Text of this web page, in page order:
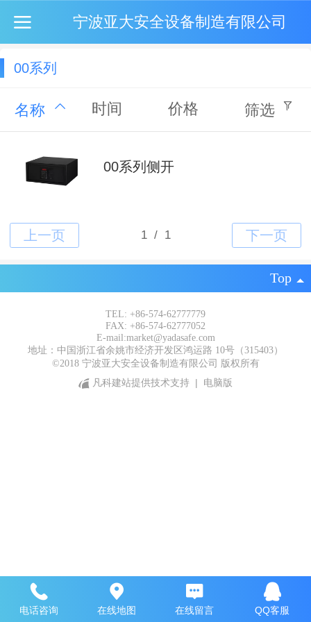
宁波亚大安全设备制造有限公司
00系列
名称 时间 价格 筛选
00系列侧开
Top
TEL: +86-574-62777779
FAX: +86-574-62777052
E-mail:market@yadasafe.com
地址：中国浙江省余姚市经济开发区鸿运路 10号（315403）
©2018 宁波亚大安全设备制造有限公司 版权所有
凡科建站提供技术支持
| 电脑版
电话咨询 在线地图 在线留言 QQ客服